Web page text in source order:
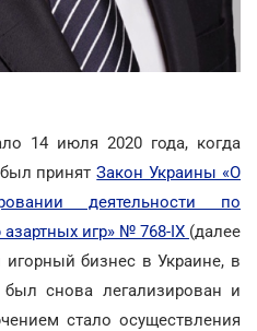
14 июля 2020 года, когда
принятЗакон Украины «О
деятельности по
игр» № 768-IX (далее
бизнес в Украине, в
снова легализирован и
стало осуществления